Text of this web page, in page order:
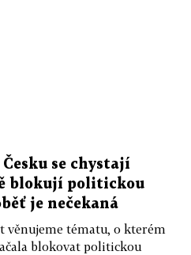
se chystají
blokují politickou
je nečekaná
věnujeme tématu, o kterém
blokovat politickou